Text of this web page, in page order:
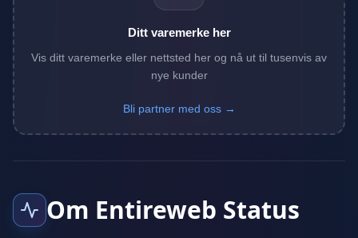
Ditt varemerke her
Vis ditt varemerke eller nettsted her og nå ut til tusenvis av
nye kunder
Bli partner med oss →
Om Entireweb Status